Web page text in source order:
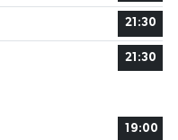
21:30
21:30
19:00